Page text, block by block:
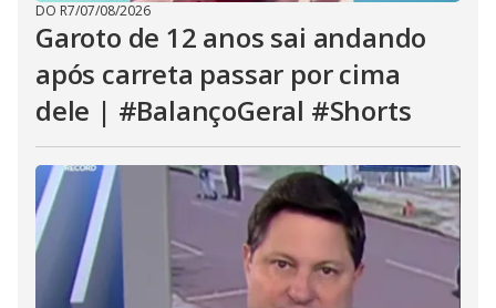
DO R7/07/08/2026
Garoto de 12 anos sai andando
após carreta passar por cima
dele | #BalançoGeral #Shorts